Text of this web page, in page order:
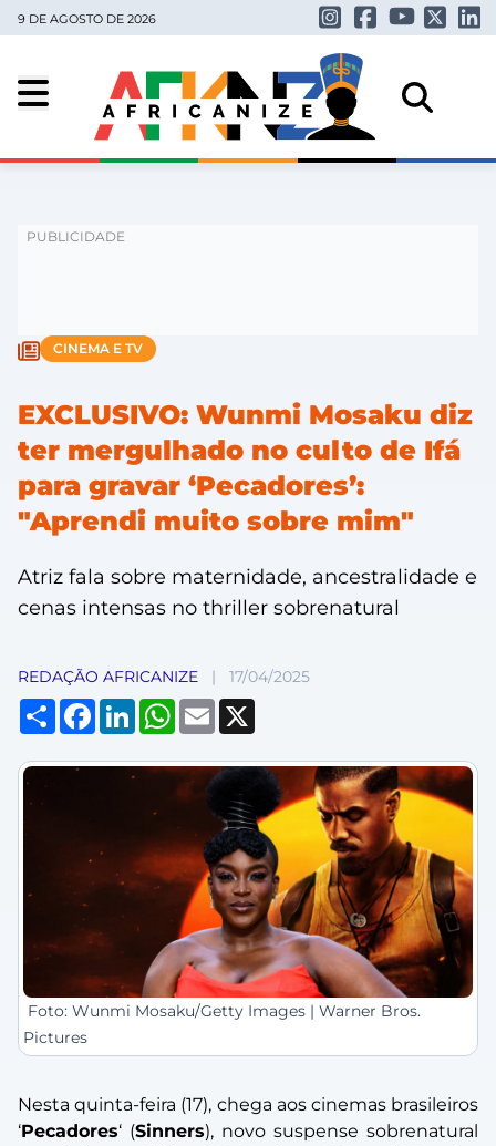
9 DE AGOSTO DE 2026
CINEMA E TV
EXCLUSIVO: Wunmi Mosaku diz
ter mergulhado no culto de Ifá
para gravar ‘Pecadores’:
"Aprendi muito sobre mim"
Atriz fala sobre maternidade, ancestralidade e
cenas intensas no thriller sobrenatural
REDAÇÃO AFRICANIZE | 17/04/2025
Compartilhar
Facebook
LinkedInWhatsApp
Email
Foto: Wunmi Mosaku/Getty Images | Warner Bros.
Pictures
Nesta quinta-feira (17), chega aos cinemas brasileiros
‘Pecadores‘ (Sinners), novo suspense sobrenatural